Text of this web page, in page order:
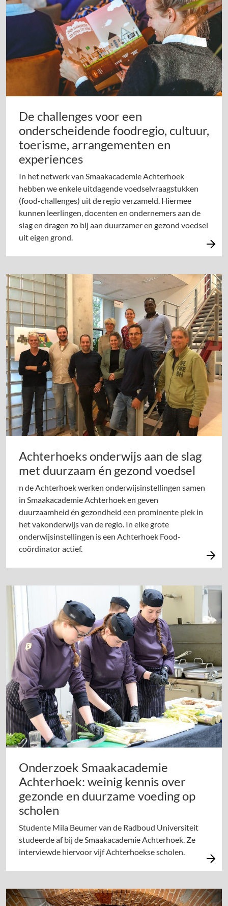
De challenges voor een
onderscheidende foodregio, cultuur,
toerisme, arrangementen en
experiences
In het netwerk van Smaakacademie Achterhoek
hebben we enkele uitdagende voedselvraagstukken
(food-challenges) uit de regio verzameld. Hiermee
kunnen leerlingen, docenten en ondernemers aan de
slag en dragen zo bij aan duurzamer en gezond voedsel
uit eigen grond.
Achterhoeks onderwijs aan de slag
met duurzaam én gezond voedsel
n de Achterhoek werken onderwijsinstellingen samen
in Smaakacademie Achterhoek en geven
duurzaamheid én gezondheid een prominente plek in
het vakonderwijs van de regio. In elke grote
onderwijsinstellingen is een Achterhoek Food-
coördinator actief.
Onderzoek Smaakacademie
Achterhoek: weinig kennis over
gezonde en duurzame voeding op
scholen
Studente Mila Beumer van de Radboud Universiteit
studeerde af bij de Smaakacademie Achterhoek. Ze
interviewde hiervoor vijf Achterhoekse scholen.